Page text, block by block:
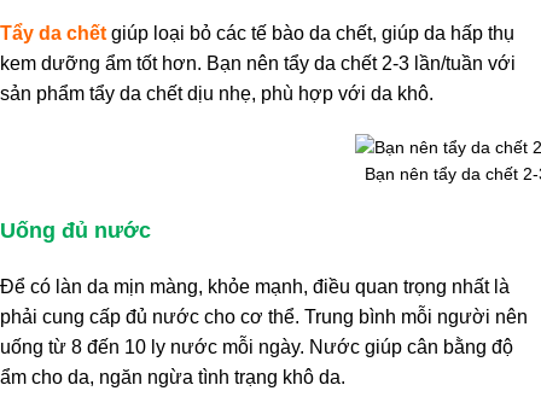
Tẩy da chết giúp loại bỏ các tế bào da chết, giúp da hấp thụ
kem dưỡng ẩm tốt hơn. Bạn nên tẩy da chết 2-3 lần/tuần với
sản phẩm tẩy da chết dịu nhẹ, phù hợp với da khô.
Bạn nên tẩy da chết
Uống đủ nước
Để có làn da mịn màng, khỏe mạnh, điều quan trọng nhất là
phải cung cấp đủ nước cho cơ thể. Trung bình mỗi người nên
uống từ 8 đến 10 ly nước mỗi ngày. Nước giúp cân bằng độ
ẩm cho da, ngăn ngừa tình trạng khô da.